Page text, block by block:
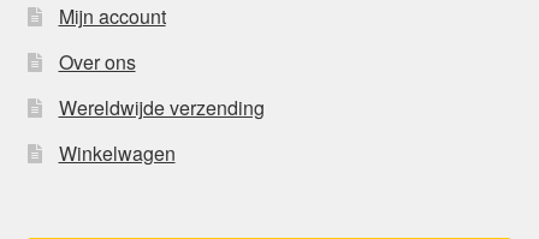
Mijn account
Over ons
Wereldwijde verzending
Winkelwagen